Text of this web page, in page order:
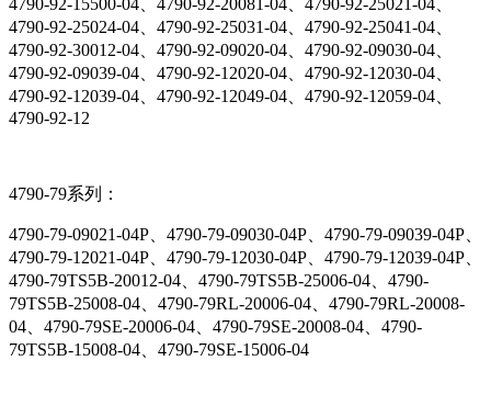
4790-92-15500-04、4790-92-20081-04、4790-92-25021-04、
4790-92-25024-04、4790-92-25031-04、4790-92-25041-04、
4790-92-30012-04、4790-92-09020-04、4790-92-09030-04、
4790-92-09039-04、4790-92-12020-04、4790-92-12030-04、
4790-92-12039-04、4790-92-12049-04、4790-92-12059-04、
4790-92-12
4790-79系列：
4790-79-09021-04P、4790-79-09030-04P、4790-79-09039-04P、
4790-79-12021-04P、4790-79-12030-04P、4790-79-12039-04P、
4790-79TS5B-20012-04、4790-79TS5B-25006-04、4790-
79TS5B-25008-04、4790-79RL-20006-04、4790-79RL-20008-
04、4790-79SE-20006-04、4790-79SE-20008-04、4790-
79TS5B-15008-04、4790-79SE-15006-04